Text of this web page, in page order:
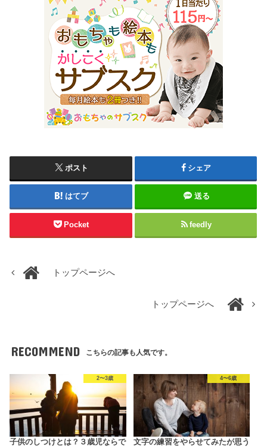
ポスト シェア
はてブ 送る
Pocket feedly
トップページへ
トップページへ
RECOMMEND こちらの記事も人気です。
2〜3歳
子供のしつけとは？３歳児ならで
4〜6歳
文字の練習をやらせてみたが思う